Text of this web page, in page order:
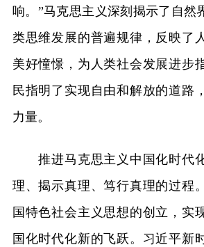
响。”马克思主义深刻揭示了自然
类思维发展的普遍规律，反映了
美好憧憬，为人类社会发展进步
民指明了实现自由和解放的道路
力量。
推进马克思主义中国化时代
理、揭示真理、笃行真理的过程
国特色社会主义思想的创立，实
国化时代化新的飞跃。习近平新